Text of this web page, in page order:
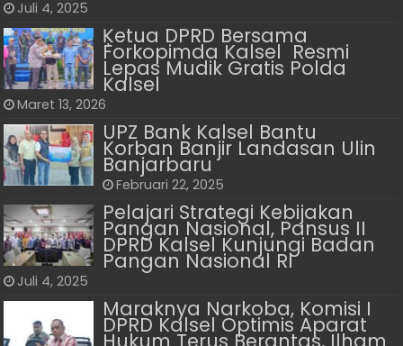
Juli 4, 2025
Ķetua DPRD Bersama
Forkopimda Kalsel Resmi
Lepas Mudik Gratis Polda
Kalsel
Maret 13, 2026
UPZ Bank Kalsel Bantu
Korban Banjir Landasan Ulin
Banjarbaru
Februari 22, 2025
Pelajari Strategi Kebijakan
Pangan Nasional, Pansus II
DPRD Kalsel Kunjungi Badan
Pangan Nasional RI
Juli 4, 2025
Maraknya Narkoba, Komisi I
DPRD Kalsel Optimis Aparat
Hukum Terus Berantas, Ilham